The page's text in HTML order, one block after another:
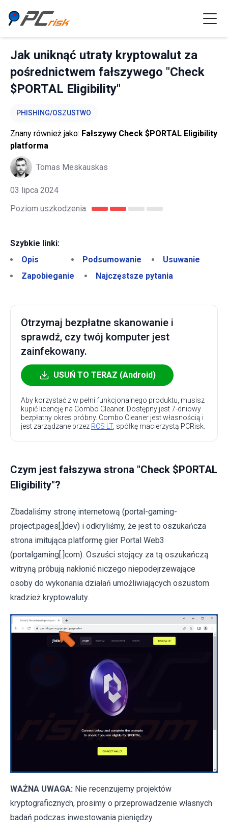
Jak uniknąć utraty kryptowalut za
pośrednictwem fałszywego "Check
$PORTAL Eligibility"
PHISHING/OSZUSTWO
Znany również jako: Fałszywy Check $PORTAL Eligibility
platforma
Tomas Meskauskas
03 lipca 2024
Poziom uszkodzenia:
Szybkie linki:
Opis
Podsumowanie
Usuwanie
Zapobieganie
Najczęstsze pytania
Otrzymaj bezpłatne skanowanie i
sprawdź, czy twój komputer jest
zainfekowany.
USUŃ TO TERAZ (Android)
Aby korzystać z w pełni funkcjonalnego produktu, musisz
kupić licencję na Combo Cleaner. Dostępny jest 7-dniowy
bezpłatny okres próbny. Combo Cleaner jest własnością i
jest zarządzane przez RCS LT, spółkę macierzystą PCRisk.
Czym jest fałszywa strona "Check $PORTAL
Eligibility"?
Zbadaliśmy stronę internetową (portal-gaming-
project.pages[.]dev) i odkryliśmy, że jest to oszukańcza
strona imitująca platformę gier Portal Web3
(portalgaming[.]com). Oszuści stojący za tą oszukańczą
witryną próbują nakłonić niczego niepodejrzewające
osoby do wykonania działań umożliwiających oszustom
kradzież kryptowaluty.
WAŻNA UWAGA: Nie recenzujemy projektów
kryptograficznych, prosimy o przeprowadzenie własnych
badań podczas inwestowania pieniędzy.